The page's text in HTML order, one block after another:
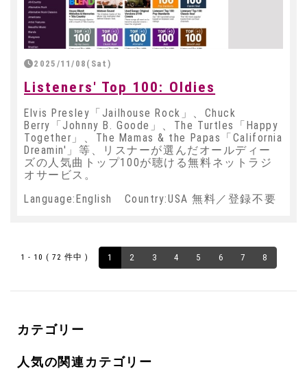
2025/11/08(Sat)
Listeners' Top 100: Oldies
Elvis Presley「Jailhouse Rock」、Chuck
Berry「Johnny B. Goode」、The Turtles「Happy
Together」、The Mamas & the Papas「California
Dreamin'」等、リスナーが選んだオールディー
ズの人気曲トップ100が聴ける無料ネットラジ
オサービス。
Language:English Country:USA 無料／登録不要
1 - 10 ( 72 件中 ) 1 2 3 4 5 6 7 8
カテゴリー
人気の関連カテゴリー